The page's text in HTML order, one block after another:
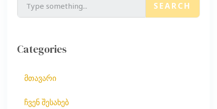
SEARCH
Categories
მთავარი
ჩვენ შესახებ